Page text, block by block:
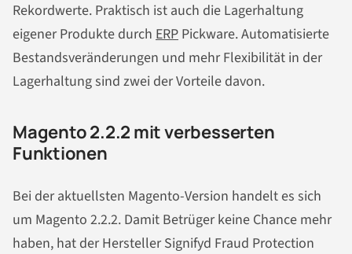
Rekordwerte. Praktisch ist auch die Lagerhaltung
eigener Produkte durch ERP Pickware. Automatisierte
Bestandsveränderungen und mehr Flexibilität in der
Lagerhaltung sind zwei der Vorteile davon.
Magento 2.2.2 mit verbesserten
Funktionen
Bei der aktuellsten Magento-Version handelt es sich
um Magento 2.2.2. Damit Betrüger keine Chance mehr
haben, hat der Hersteller Signifyd Fraud Protection